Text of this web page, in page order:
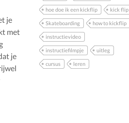
hoe doe ik een kickflip kick flip
Skateboarding how to kickflip
instructievideo
instructiefilmpje uitleg
cursus leren
je
met
je